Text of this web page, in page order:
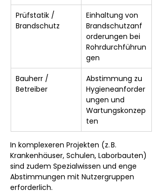
Prüfstatik /
Brandschutz
Einhaltung von
Brandschutzanf
orderungen bei
Rohrdurchführun
gen
Bauherr /
Betreiber
Abstimmung zu
Hygieneanforder
ungen und
Wartungskonzep
ten
In komplexeren Projekten (z. B.
Krankenhäuser, Schulen, Laborbauten)
sind zudem Spezialwissen und enge
Abstimmungen mit Nutzergruppen
erforderlich.